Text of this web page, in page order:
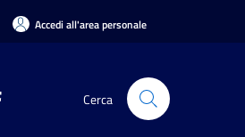
Accedi all'area personale
Cerca